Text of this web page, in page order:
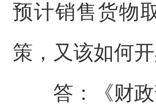
预计销售货物
策，又该如何
答：《财